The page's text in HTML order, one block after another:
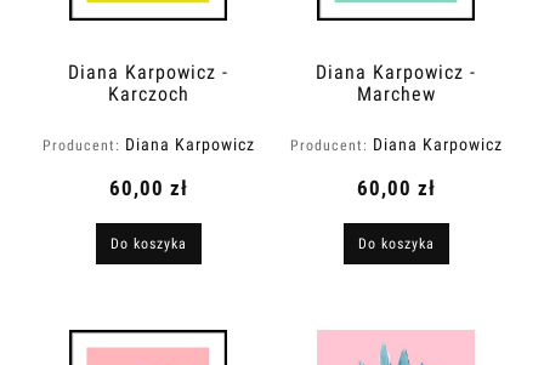
Diana Karpowicz -
Karczoch
Producent: Diana Karpowicz
60,00 zł
Do koszyka
Diana Karpowicz -
Marchew
Producent: Diana Karpowicz
60,00 zł
Do koszyka